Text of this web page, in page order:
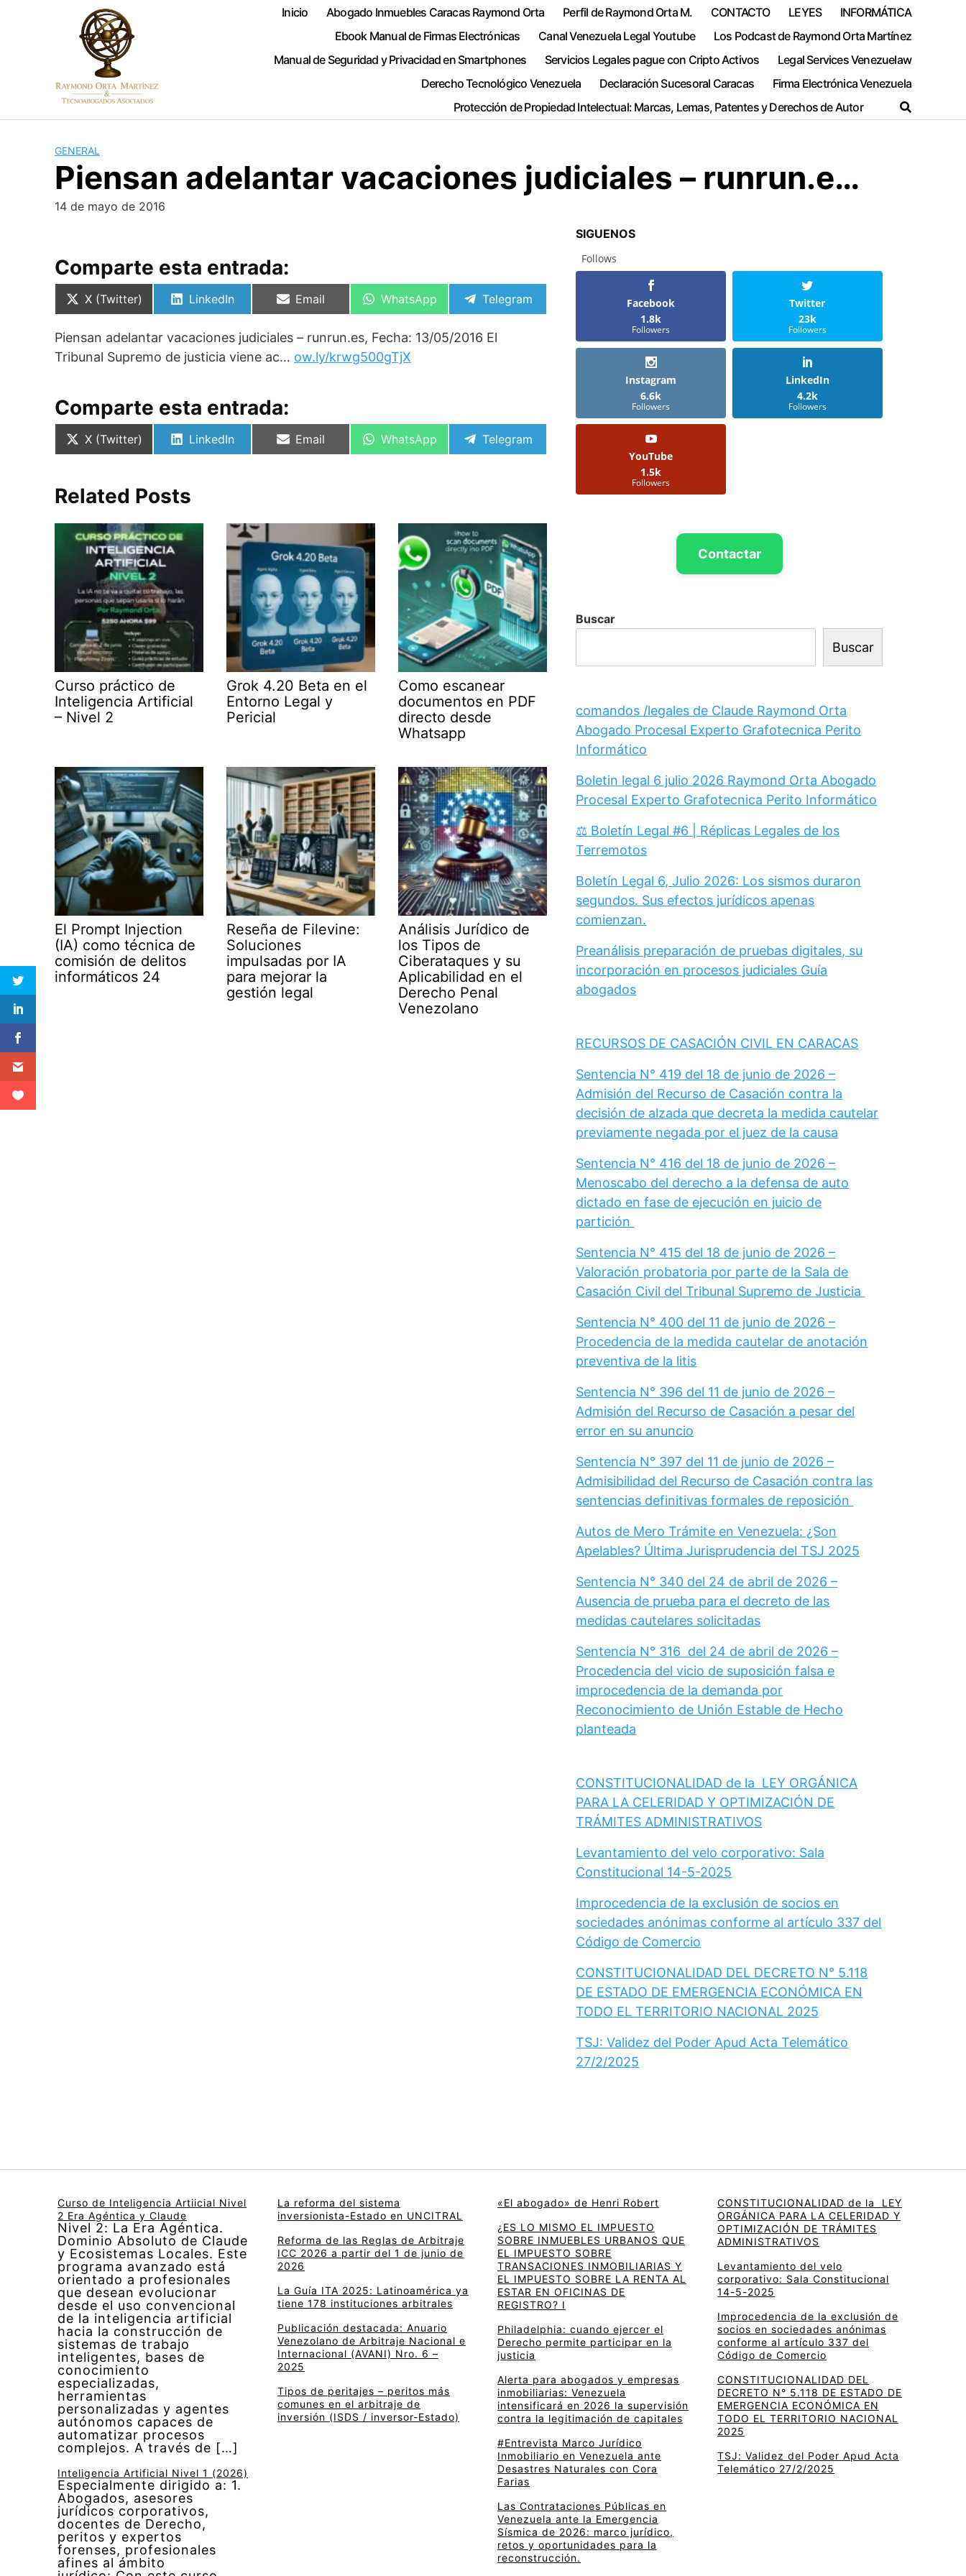
Inicio Abogado Inmuebles Caracas Raymond Orta Perfil de Raymond Orta M. CONTACTO LEYES
INFORMÁTICA
Ebook Manual de Firmas Electrónicas
Canal Venezuela Legal Youtube
Los Podcast de Raymond Orta Martínez
Manual de Seguridad y Privacidad en Smartphones
Servicios Legales pague con Cripto Activos
Legal Services Venezuelaw
Derecho Tecnológico Venezuela
Declaración Sucesoral Caracas
Firma Electrónica Venezuela
Protección de Propiedad Intelectual: Marcas, Lemas, Patentes y Derechos de Autor
GENERAL
Piensan adelantar vacaciones judiciales – runrun.e…
14 de mayo de 2016
Comparte esta entrada:
Compartir
X (Twitter)
Compartir
LinkedIn
Compartir
Email
Compartir
WhatsApp
Compartir
Telegram
Piensan adelantar vacaciones judiciales – runrun.es, Fecha: 13/05/2016 El
Tribunal Supremo de justicia viene ac… ow.ly/krwg500gTjX
Comparte esta entrada:
Compartir
X (Twitter)
Compartir
LinkedIn
Compartir
Email
Compartir
WhatsApp
Compartir
Telegram
Related Posts
Curso práctico de
Inteligencia Artificial
– Nivel 2
Grok 4.20 Beta en el
Entorno Legal y
Pericial
Como escanear
documentos en PDF
directo desde
Whatsapp
El Prompt Injection
(IA) como técnica de
comisión de delitos
informáticos 24
Reseña de Filevine:
Soluciones
impulsadas por IA
para mejorar la
gestión legal
Análisis Jurídico de
los Tipos de
Ciberataques y su
Aplicabilidad en el
Derecho Penal
Venezolano
SIGUENOS
Follows
Facebook
1.8k
Followers
Twitter
23k
Followers
Instagram
6.6k
Followers
LinkedIn
4.2k
Followers
YouTube
1.5k
Followers
Contactar
Buscar
Buscar
comandos /legales de Claude Raymond Orta
Abogado Procesal Experto Grafotecnica Perito
Informático
Boletin legal 6 julio 2026 Raymond Orta Abogado
Procesal Experto Grafotecnica Perito Informático
⚖️ Boletín Legal #6 | Réplicas Legales de los
Terremotos
Boletín Legal 6, Julio 2026: Los sismos duraron
segundos. Sus efectos jurídicos apenas
comienzan.
Preanálisis preparación de pruebas digitales, su
incorporación en procesos judiciales Guía
abogados
RECURSOS DE CASACIÓN CIVIL EN CARACAS
Sentencia N° 419 del 18 de junio de 2026 –
Admisión del Recurso de Casación contra la
decisión de alzada que decreta la medida cautelar
previamente negada por el juez de la causa
Sentencia N° 416 del 18 de junio de 2026 –
Menoscabo del derecho a la defensa de auto
dictado en fase de ejecución en juicio de
partición
Sentencia N° 415 del 18 de junio de 2026 –
Valoración probatoria por parte de la Sala de
Casación Civil del Tribunal Supremo de Justicia
Sentencia N° 400 del 11 de junio de 2026 –
Procedencia de la medida cautelar de anotación
preventiva de la litis
Sentencia N° 396 del 11 de junio de 2026 –
Admisión del Recurso de Casación a pesar del
error en su anuncio
Sentencia N° 397 del 11 de junio de 2026 –
Admisibilidad del Recurso de Casación contra las
sentencias definitivas formales de reposición
Autos de Mero Trámite en Venezuela: ¿Son
Apelables? Última Jurisprudencia del TSJ 2025
Sentencia N° 340 del 24 de abril de 2026 –
Ausencia de prueba para el decreto de las
medidas cautelares solicitadas
Sentencia N° 316 del 24 de abril de 2026 –
Procedencia del vicio de suposición falsa e
improcedencia de la demanda por
Reconocimiento de Unión Estable de Hecho
planteada
CONSTITUCIONALIDAD de la LEY ORGÁNICA
PARA LA CELERIDAD Y OPTIMIZACIÓN DE
TRÁMITES ADMINISTRATIVOS
Levantamiento del velo corporativo: Sala
Constitucional 14-5-2025
Improcedencia de la exclusión de socios en
sociedades anónimas conforme al artículo 337 del
Código de Comercio
CONSTITUCIONALIDAD DEL DECRETO N° 5.118
DE ESTADO DE EMERGENCIA ECONÓMICA EN
TODO EL TERRITORIO NACIONAL 2025
TSJ: Validez del Poder Apud Acta Telemático
27/2/2025
Curso de Inteligencia Artiicial Nivel
2 Era Agéntica y Claude
Nivel 2: La Era Agéntica.
Dominio Absoluto de Claude
y Ecosistemas Locales. Este
programa avanzado está
orientado a profesionales
que desean evolucionar
desde el uso convencional
de la inteligencia artificial
hacia la construcción de
sistemas de trabajo
inteligentes, bases de
conocimiento
especializadas,
herramientas
personalizadas y agentes
autónomos capaces de
automatizar procesos
complejos. A través de […]
Inteligencia Artificial Nivel 1 (2026)
Especialmente dirigido a: 1.
Abogados, asesores
jurídicos corporativos,
docentes de Derecho,
peritos y expertos
forenses, profesionales
afines al ámbito
La reforma del sistema
inversionista-Estado en UNCITRAL
Reforma de las Reglas de Arbitraje
ICC 2026 a partir del 1 de junio de
2026
La Guía ITA 2025: Latinoamérica ya
tiene 178 instituciones arbitrales
Publicación destacada: Anuario
Venezolano de Arbitraje Nacional e
Internacional (AVANI) Nro. 6 –
2025
Tipos de peritajes – peritos más
comunes en el arbitraje de
inversión (ISDS / inversor-Estado)
«El abogado» de Henri Robert
¿ES LO MISMO EL IMPUESTO
SOBRE INMUEBLES URBANOS QUE
EL IMPUESTO SOBRE
TRANSACIONES INMOBILIARIAS Y
EL IMPUESTO SOBRE LA RENTA AL
ESTAR EN OFICINAS DE
REGISTRO? I
Philadelphia: cuando ejercer el
Derecho permite participar en la
justicia
Alerta para abogados y empresas
inmobiliarias: Venezuela
intensificará en 2026 la supervisión
contra la legitimación de capitales
#Entrevista Marco Jurídico
Inmobiliario en Venezuela ante
Desastres Naturales con Cora
Farias
Las Contrataciones Públicas en
Venezuela ante la Emergencia
Sísmica de 2026: marco jurídico,
retos y oportunidades para la
reconstrucción.
CONSTITUCIONALIDAD de la LEY
ORGÁNICA PARA LA CELERIDAD Y
OPTIMIZACIÓN DE TRÁMITES
ADMINISTRATIVOS
Levantamiento del velo
corporativo: Sala Constitucional
14-5-2025
Improcedencia de la exclusión de
socios en sociedades anónimas
conforme al artículo 337 del
Código de Comercio
CONSTITUCIONALIDAD DEL
DECRETO N° 5.118 DE ESTADO DE
EMERGENCIA ECONÓMICA EN
TODO EL TERRITORIO NACIONAL
2025
TSJ: Validez del Poder Apud Acta
Telemático 27/2/2025